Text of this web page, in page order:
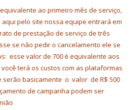
ao primeiro mês de serviço,
pelo site nossa equipe entrará em
de prestação de serviço de três
se não pedir o cancelamento ele se
esse valor de 700 é equivalente aos
terá os custos com as plataformas
serão basicamente o valor de R$ 500
de campanha podem ser